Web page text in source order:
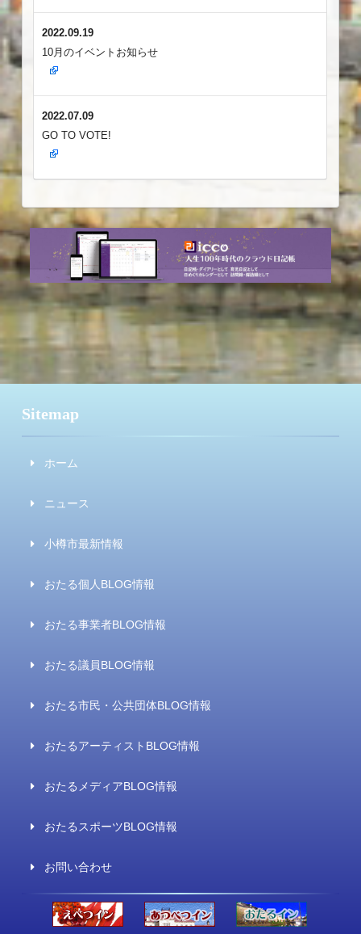
2022.09.19
10月のイベントお知らせ
2022.07.09
GO TO VOTE!
Sitemap
ホーム
ニュース
小樽市最新情報
おたる個人BLOG情報
おたる事業者BLOG情報
おたる議員BLOG情報
おたる市民・公共団体BLOG情報
おたるアーティストBLOG情報
おたるメディアBLOG情報
おたるスポーツBLOG情報
お問い合わせ